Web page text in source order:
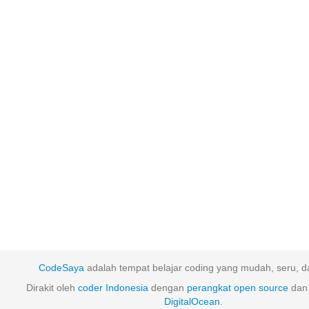
CodeSaya adalah tempat belajar coding yang mudah, seru,
Dirakit oleh coder Indonesia dengan perangkat open source
DigitalOcean